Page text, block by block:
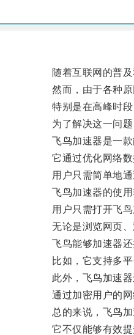
随着互联网的普及
然而，由于各种原
特别是在高峰时段
为了解决这一问题
飞鸟加速器是一款
它通过优化网络数
用户只需简单地通
飞鸟加速器的使用
用户只需打开飞鸟
无论是浏览网页、
飞鸟能够加速器还
比如，它支持多平
此外，飞鸟加速器
通过加密用户的网
总的来说，飞鸟加
它不仅能够有效提